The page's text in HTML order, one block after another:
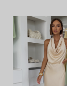
n
i
e
p
r
V
ý
p
i